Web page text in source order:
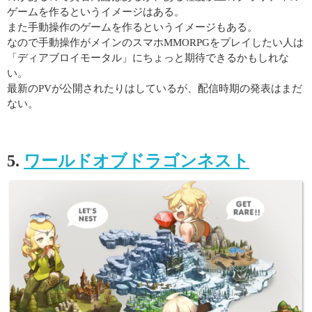
ゲームを作るというイメージはある。
また手動操作のゲームを作るというイメージもある。
なので手動操作がメインのスマホMMORPGをプレイしたい人は
「ディアブロイモータル」にちょっと期待できるかもしれな
い。
最新のPVが公開されたりはしているが、配信時期の発表はまだ
ない。
5. ワールドオブドラゴンネスト